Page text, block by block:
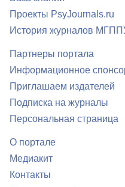
Проекты PsyJournals.ru
История журналов
Партнеры портала
Информационное
Приглашаем издателей
Подписка на журналы
Персональная страница
О портале
Медиакит
Контакты